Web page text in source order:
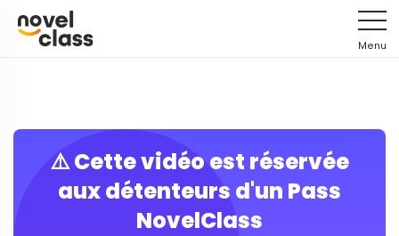
Menu
⚠️ Cette vidéo est réservée
aux détenteurs d'un Pass
NovelClass